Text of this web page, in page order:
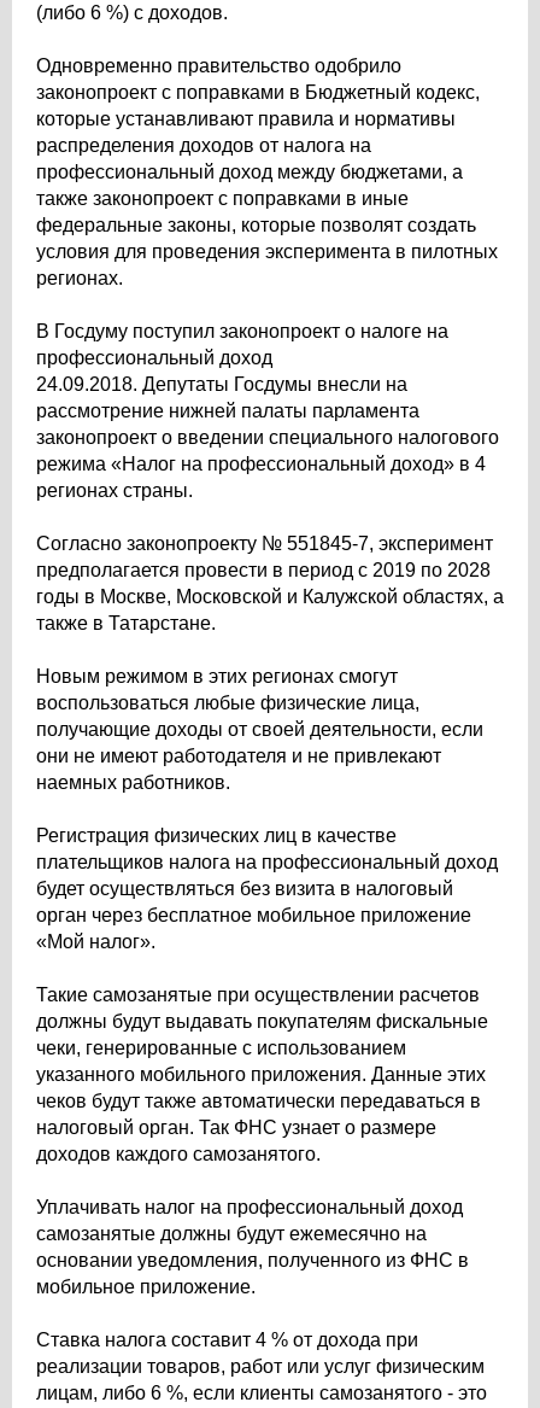
(либо 6 %) с доходов.
Одновременно правительство одобрило
законопроект с поправками в Бюджетный кодекс,
которые устанавливают правила и нормативы
распределения доходов от налога на
профессиональный доход между бюджетами, а
также законопроект с поправками в иные
федеральные законы, которые позволят создать
условия для проведения эксперимента в пилотных
регионах.
В Госдуму поступил законопроект о налоге на
профессиональный доход
24.09.2018. Депутаты Госдумы внесли на
рассмотрение нижней палаты парламента
законопроект о введении специального налогового
режима «Налог на профессиональный доход» в 4
регионах страны.
Согласно законопроекту № 551845-7, эксперимент
предполагается провести в период с 2019 по 2028
годы в Москве, Московской и Калужской областях, а
также в Татарстане.
Новым режимом в этих регионах смогут
воспользоваться любые физические лица,
получающие доходы от своей деятельности, если
они не имеют работодателя и не привлекают
наемных работников.
Регистрация физических лиц в качестве
плательщиков налога на профессиональный доход
будет осуществляться без визита в налоговый
орган через бесплатное мобильное приложение
«Мой налог».
Такие самозанятые при осуществлении расчетов
должны будут выдавать покупателям фискальные
чеки, генерированные с использованием
указанного мобильного приложения. Данные этих
чеков будут также автоматически передаваться в
налоговый орган. Так ФНС узнает о размере
доходов каждого самозанятого.
Уплачивать налог на профессиональный доход
самозанятые должны будут ежемесячно на
основании уведомления, полученного из ФНС в
мобильное приложение.
Ставка налога составит 4 % от дохода при
реализации товаров, работ или услуг физическим
лицам, либо 6 %, если клиенты самозанятого - это